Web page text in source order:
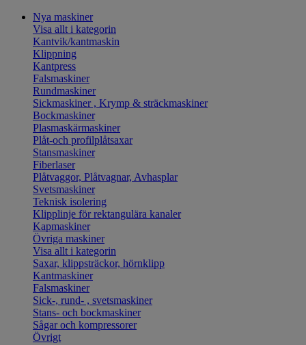
Nya maskiner
Visa allt i kategorin
Kantvik/kantmaskin
Klippning
Kantpress
Falsmaskiner
Rundmaskiner
Sickmaskiner , Krymp & sträckmaskiner
Bockmaskiner
Plasmaskärmaskiner
Plåt-och profilplåtsaxar
Stansmaskiner
Fiberlaser
Plåtvaggor, Plåtvagnar, Avhasplar
Svetsmaskiner
Teknisk isolering
Klipplinje för rektangulära kanaler
Kapmaskiner
Övriga maskiner
Visa allt i kategorin
Saxar, klippsträckor, hörnklipp
Kantmaskiner
Falsmaskiner
Sick-, rund- , svetsmaskiner
Stans- och bockmaskiner
Sågar och kompressorer
Övrigt